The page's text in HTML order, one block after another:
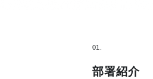
01.
部署紹介